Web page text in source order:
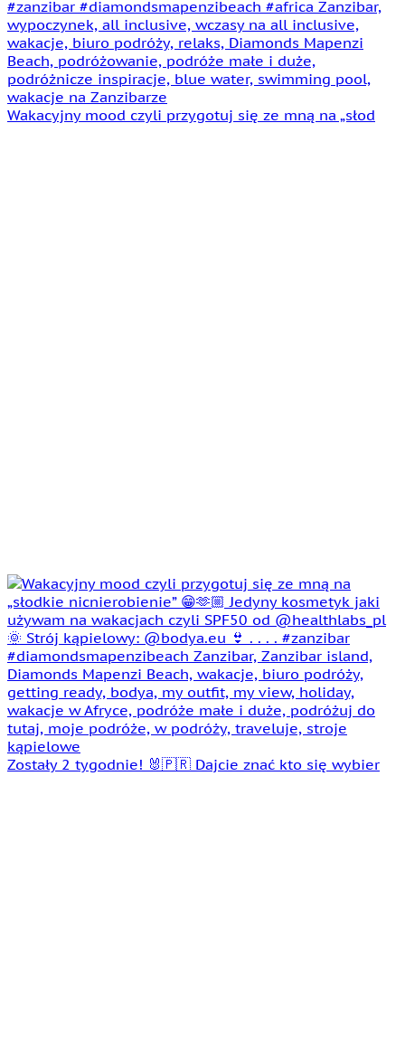
Wakacyjny mood czyli przygotuj się ze mną na „słod
Zostały 2 tygodnie! 🐰🇵🇷 Dajcie znać kto się wybier